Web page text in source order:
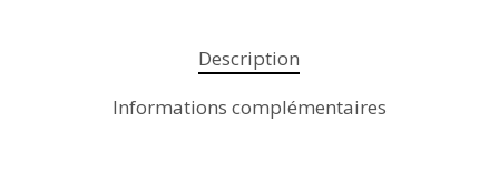
Description
Informations complémentaires